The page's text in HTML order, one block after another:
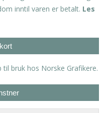
inntil varen er betalt. Les
bruk hos Norske Grafikere.